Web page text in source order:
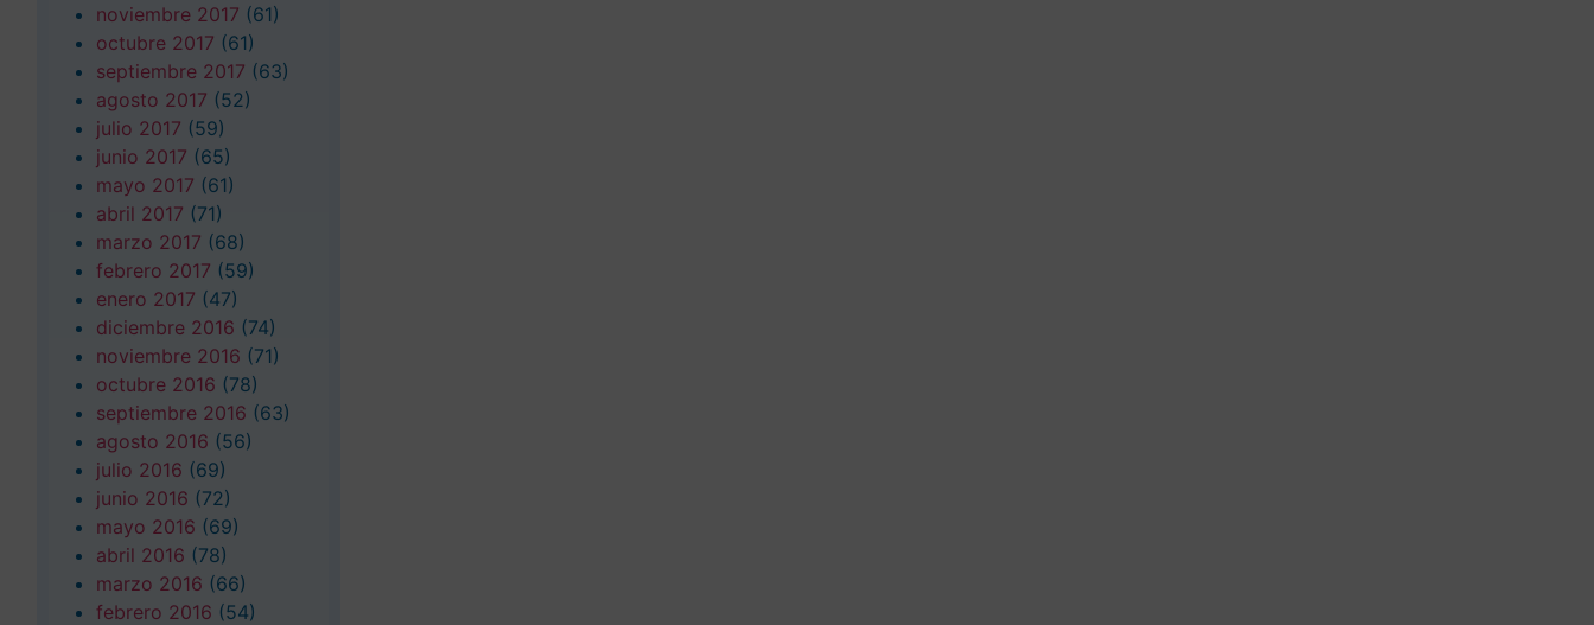
noviembre 2017 (61)
octubre 2017 (61)
septiembre 2017 (63)
agosto 2017 (52)
julio 2017 (59)
junio 2017 (65)
mayo 2017 (61)
abril 2017 (71)
marzo 2017 (68)
febrero 2017 (59)
enero 2017 (47)
diciembre 2016 (74)
noviembre 2016 (71)
octubre 2016 (78)
septiembre 2016 (63)
agosto 2016 (56)
julio 2016 (69)
junio 2016 (72)
mayo 2016 (69)
abril 2016 (78)
marzo 2016 (66)
febrero 2016 (54)